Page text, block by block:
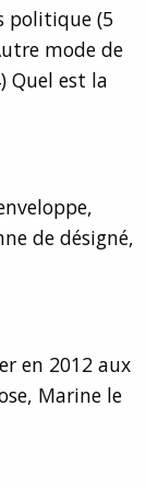
politique (5
mode de
Quel est la
de désigné,
en 2012 aux
Marine le